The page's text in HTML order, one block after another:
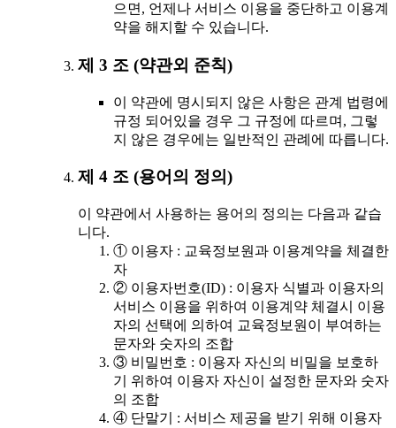
으면, 언제나 서비스 이용을 중단하고 이용계
약을 해지할 수 있습니다.
제 3 조 (약관외 준칙)
이 약관에 명시되지 않은 사항은 관계 법령에
규정 되어있을 경우 그 규정에 따르며, 그렇
지 않은 경우에는 일반적인 관례에 따릅니다.
제 4 조 (용어의 정의)
이 약관에서 사용하는 용어의 정의는 다음과 같습
니다.
① 이용자 : 교육정보원과 이용계약을 체결한
자
② 이용자번호(ID) : 이용자 식별과 이용자의
서비스 이용을 위하여 이용계약 체결시 이용
자의 선택에 의하여 교육정보원이 부여하는
문자와 숫자의 조합
③ 비밀번호 : 이용자 자신의 비밀을 보호하
기 위하여 이용자 자신이 설정한 문자와 숫자
의 조합
④ 단말기 : 서비스 제공을 받기 위해 이용자